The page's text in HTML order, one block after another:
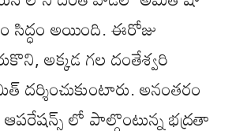
సిద్ధం అయింది. ఈరోజు
అక్కడ గల దంతేశ్వరి
దర్శించుకుంటారు. అనంతరం
లో పాల్గొంటున్న భద్రతా